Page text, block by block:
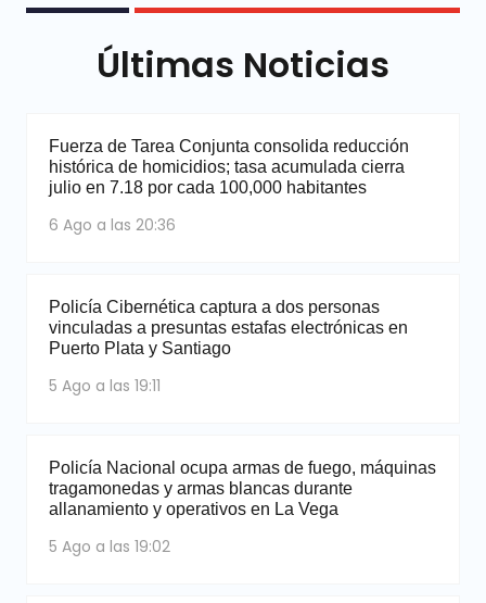
Últimas Noticias
Fuerza de Tarea Conjunta consolida reducción
histórica de homicidios; tasa acumulada cierra
julio en 7.18 por cada 100,000 habitantes
6 Ago a las 20:36
Policía Cibernética captura a dos personas
vinculadas a presuntas estafas electrónicas en
Puerto Plata y Santiago
5 Ago a las 19:11
Policía Nacional ocupa armas de fuego, máquinas
tragamonedas y armas blancas durante
allanamiento y operativos en La Vega
5 Ago a las 19:02